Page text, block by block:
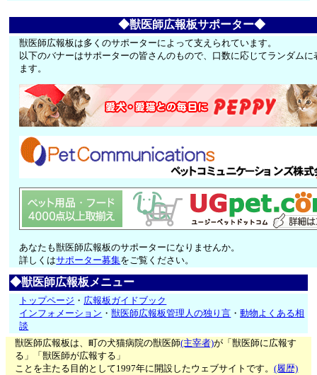
◆獣医師広報板サポーター◆
獣医師広報板は多くのサポーターによって支えられています。
以下のバナーはサポーターの皆さんのもので、口数に応じてランダムに
ます。
あなたも獣医師広報板のサポーターになりませんか。
詳しくはサポーター募集をご覧ください。
◆獣医師広報板メニュー
トップページ ・ 広報板ガイドブック
インフォメーション ・獣医師広報板管理人の独り言 ・動物よくある相
談
獣医師広報板は、町の犬猫病院の獣医師(主宰者)が「獣医師に広報す
る」「獣医師が広報する」
ことを主たる目的として1997年に開設したウェブサイトです。(履歴)